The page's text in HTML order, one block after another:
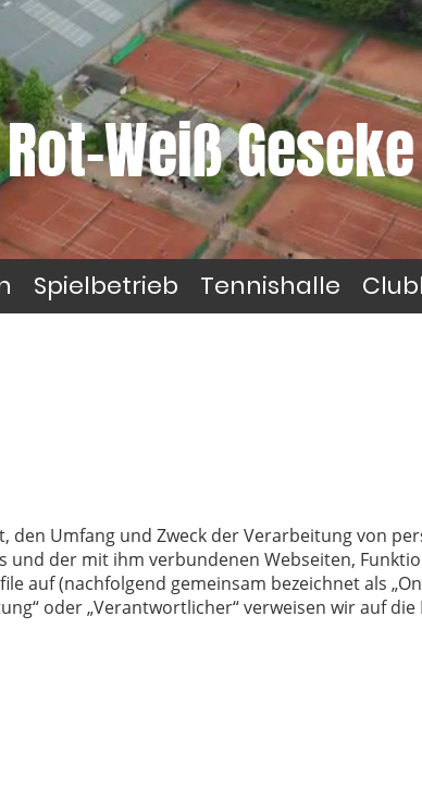
Rot-Weiß Geseke
Spielbetrieb Tennishalle
den Umfang und Zweck der Verarbeitung von
und der mit ihm verbundenen Webseiten,
auf (nachfolgend gemeinsam bezeichnet als
oder „Verantwortlicher“ verweisen wir auf